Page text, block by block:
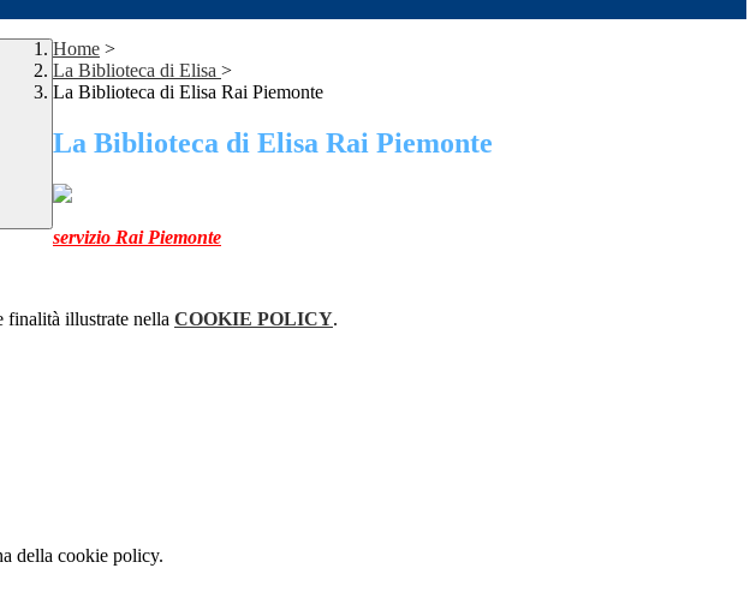
Home >
La Biblioteca di Elisa >
La Biblioteca di Elisa Rai Piemonte
La Biblioteca di Elisa Rai Piemonte
servizio Rai Piemonte
finalità illustrate nella COOKIE POLICY.
della cookie policy.